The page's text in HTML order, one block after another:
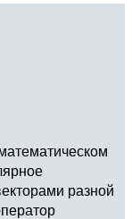
разной